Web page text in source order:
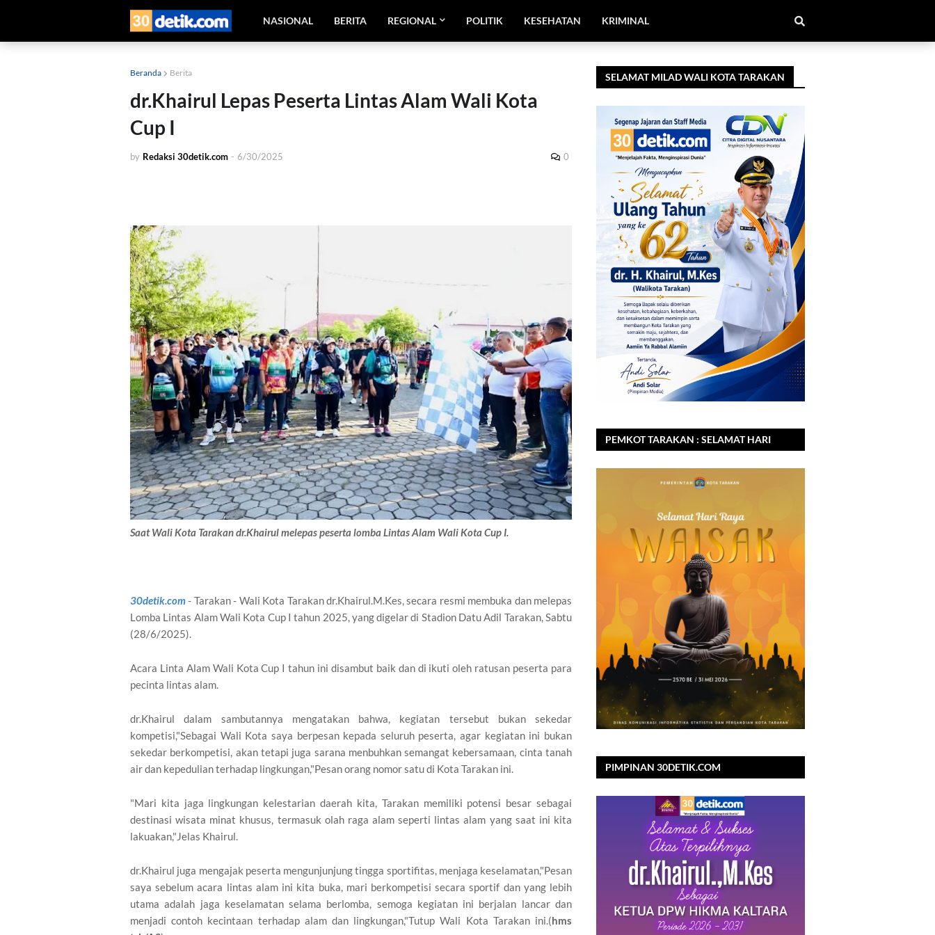
NASIONAL BERITA REGIONAL POLITIK KESEHATAN KRIMINAL
Beranda Berita
dr.Khairul Lepas Peserta Lintas Alam Wali Kota
Cup I
by Redaksi 30detik.com - 6/30/2025 0
Saat Wali Kota Tarakan dr.Khairul melepas peserta lomba Lintas Alam Wali Kota Cup I.
30detik.com- Tarakan - Wali Kota Tarakan dr.Khairul.M.Kes, secara resmi membuka dan melepas
Lomba Lintas Alam Wali Kota Cup I tahun 2025, yang digelar di Stadion Datu Adil Tarakan, Sabtu
(28/6/2025).
Acara Linta Alam Wali Kota Cup I tahun ini disambut baik dan di ikuti oleh ratusan peserta para
pecinta lintas alam.
dr.Khairul dalam sambutannya mengatakan bahwa, kegiatan tersebut bukan sekedar
kompetisi,"Sebagai Wali Kota saya berpesan kepada seluruh peserta, agar kegiatan ini bukan
sekedar berkompetisi, akan tetapi juga sarana menbuhkan semangat kebersamaan, cinta tanah
air dan kepedulian terhadap lingkungan,"Pesan orang nomor satu di Kota Tarakan ini.
"Mari kita jaga lingkungan kelestarian daerah kita, Tarakan memiliki potensi besar sebagai
destinasi wisata minat khusus, termasuk olah raga alam seperti lintas alam yang saat ini kita
lakuakan,"Jelas Khairul.
dr.Khairul juga mengajak peserta mengunjunjung tingga sportifitas, menjaga keselamatan,"Pesan
saya sebelum acara lintas alam ini kita buka, mari berkompetisi secara sportif dan yang lebih
utama adalah jaga keselamatan selama berlomba, semoga kegiatan ini berjalan lancar dan
menjadi contoh kecintaan terhadap alam dan lingkungan,"Tutup Wali Kota Tarakan ini.(hms
SELAMAT MILAD WALI KOTA TARAKAN
PEMKOT TARAKAN : SELAMAT HARI
PIMPINAN 30DETIK.COM